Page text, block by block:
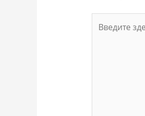
здесь...